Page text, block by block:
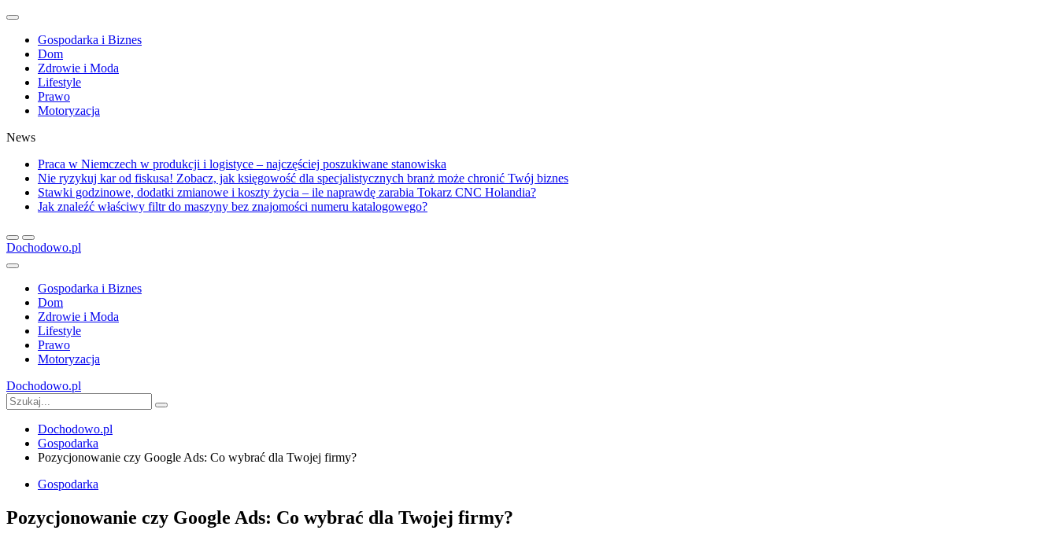
Gospodarka i Biznes
Dom
Zdrowie i Moda
Lifestyle
Prawo
Motoryzacja
News
Praca w Niemczech w produkcji i logistyce – najczęściej poszukiwane stanowiska
Nie ryzykuj kar od fiskusa! Zobacz, jak księgowość dla specjalistycznych branż może chronić Twój biznes
Stawki godzinowe, dodatki zmianowe i koszty życia – ile naprawdę zarabia Tokarz CNC Holandia?
Jak znaleźć właściwy filtr do maszyny bez znajomości numeru katalogowego?
Dochodowo.pl
Gospodarka i Biznes
Dom
Zdrowie i Moda
Lifestyle
Prawo
Motoryzacja
Dochodowo.pl
Dochodowo.pl
Gospodarka
Pozycjonowanie czy Google Ads: Co wybrać dla Twojej firmy?
Gospodarka
Pozycjonowanie czy Google Ads: Co wybrać dla Twojej firmy?